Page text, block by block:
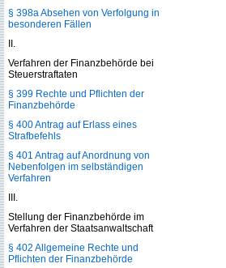
§ 398a Absehen von Verfolgung in
besonderen Fällen
II.
Verfahren der Finanzbehörde bei
Steuerstraftaten
§ 399 Rechte und Pflichten der
Finanzbehörde
§ 400 Antrag auf Erlass eines
Strafbefehls
§ 401 Antrag auf Anordnung von
Nebenfolgen im selbständigen
Verfahren
III.
Stellung der Finanzbehörde im
Verfahren der Staatsanwaltschaft
§ 402 Allgemeine Rechte und
Pflichten der Finanzbehörde